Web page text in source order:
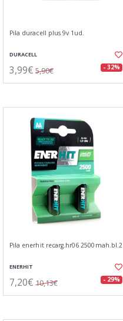
Pila duracell plus 9v 1ud.
DURACELL
3,99€ 5,90€ - 32%
Pila enerhit recarg.hr06 2500mah.bl.2
ENERHIT
7,20€ 10,13€ - 29%